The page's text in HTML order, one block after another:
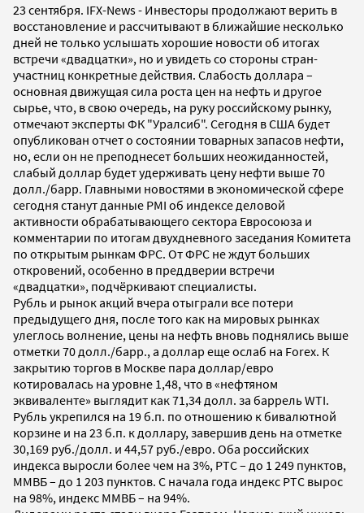
23 сентября. IFX-News - Инвесторы продолжают верить в
восстановление и рассчитывают в ближайшие несколько
дней не только услышать хорошие новости об итогах
встречи «двадцатки», но и увидеть со стороны стран-
участниц конкретные действия. Слабость доллара –
основная движущая сила роста цен на нефть и другое
сырье, что, в свою очередь, на руку российскому рынку,
отмечают эксперты ФК "Уралсиб". Сегодня в США будет
опубликован отчет о состоянии товарных запасов нефти,
но, если он не преподнесет больших неожиданностей,
слабый доллар будет удерживать цену нефти выше 70
долл./барр. Главными новостями в экономической сфере
сегодня станут данные PMI об индексе деловой
активности обрабатывающего сектора Евросоюза и
комментарии по итогам двухдневного заседания Комитета
по открытым рынкам ФРС. От ФРС не ждут больших
откровений, особенно в преддверии встречи
«двадцатки», подчёркивают специалисты.
Рубль и рынок акций вчера отыграли все потери
предыдущего дня, после того как на мировых рынках
улеглось волнение, цены на нефть вновь поднялись выше
отметки 70 долл./барр., а доллар еще ослаб на Forex. К
закрытию торгов в Москве пара доллар/евро
котировалась на уровне 1,48, что в «нефтяном
эквиваленте» выглядит как 71,34 долл. за баррель WTI.
Рубль укрепился на 19 б.п. по отношению к бивалютной
корзине и на 23 б.п. к доллару, завершив день на отметке
30,169 руб./долл. и 44,57 руб./евро. Оба российских
индекса выросли более чем на 3%, РТС – до 1 249 пунктов,
ММВБ – до 1 203 пунктов. C начала года индекс РТС вырос
на 98%, индекс ММВБ – на 94%.